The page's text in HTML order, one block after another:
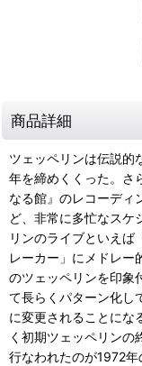
商品詳細
ツェッペリンは伝説的
年を締めくくった。さ
なる館』のレコーディ
ど、非常に多忙なスケ
リンのライブといえば
レーカー」にメドレー
のツェッペリンを印象
て長らくパターン化し
に変更されることにな
く初期ツェッペリンの
行なわれたのが1972年